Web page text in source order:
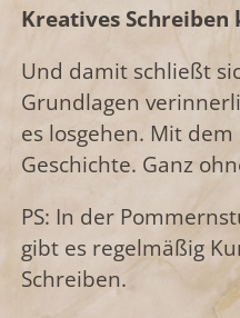
Kreatives
Und damit schließt
Grundlagen
es losgehen. Mit
Geschichte. Ganz
PS: In der
gibt es regelmäßig
Schreiben.